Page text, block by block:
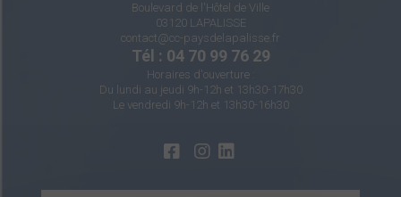
Boulevard de l'Hôtel de Ville
03120 LAPALISSE
contact@cc-paysdelapalisse.fr
Tél : 04 70 99 76 29
Horaires d'ouverture :
Du lundi au jeudi 9h-12h et 13h30-17h30
Le vendredi 9h-12h et 13h30-16h30